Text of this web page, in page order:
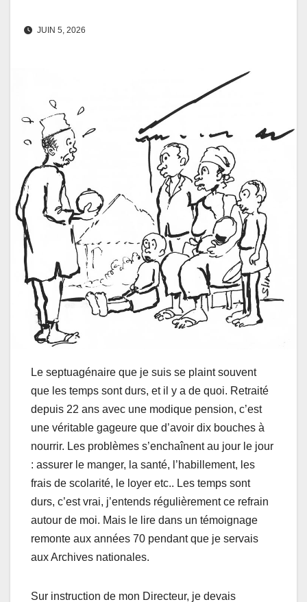
JUIN 5, 2026
Le septuagénaire que je suis se plaint souvent
que les temps sont durs, et il y a de quoi. Retraité
depuis 22 ans avec une modique pension, c’est
une véritable gageure que d’avoir dix bouches à
nourrir. Les problèmes s’enchaînent au jour le jour
: assurer le manger, la santé, l’habillement, les
frais de scolarité, le loyer etc.. Les temps sont
durs, c’est vrai, j’entends régulièrement ce refrain
autour de moi. Mais le lire dans un témoignage
remonte aux années 70 pendant que je servais
aux Archives nationales.
Sur instruction de mon Directeur, je devais